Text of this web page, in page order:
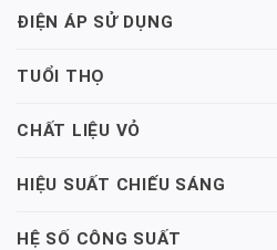
ĐIỆN ÁP SỬ DỤNG
TUỔI THỌ
CHẤT LIỆU VỎ
HIỆU SUẤT CHIẾU SÁNG
HỆ SỐ CÔNG SUẤT